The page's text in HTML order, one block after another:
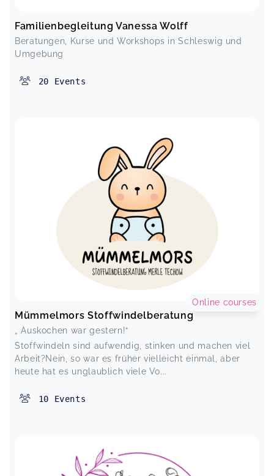
Familienbegleitung Vanessa Wolff
Beratungen, Kurse und Workshops in Schleswig und
Umgebung
20 Events
Mümmelmors Stoffwindelberatung
„ Auskochen war gestern!“
Stoffwindeln sind aufwendig, stinken und machen viel
Arbeit?Nein, so war es früher vielleicht einmal, aber
heute hat es unglaublich viele Vo...
Online courses
10 Events